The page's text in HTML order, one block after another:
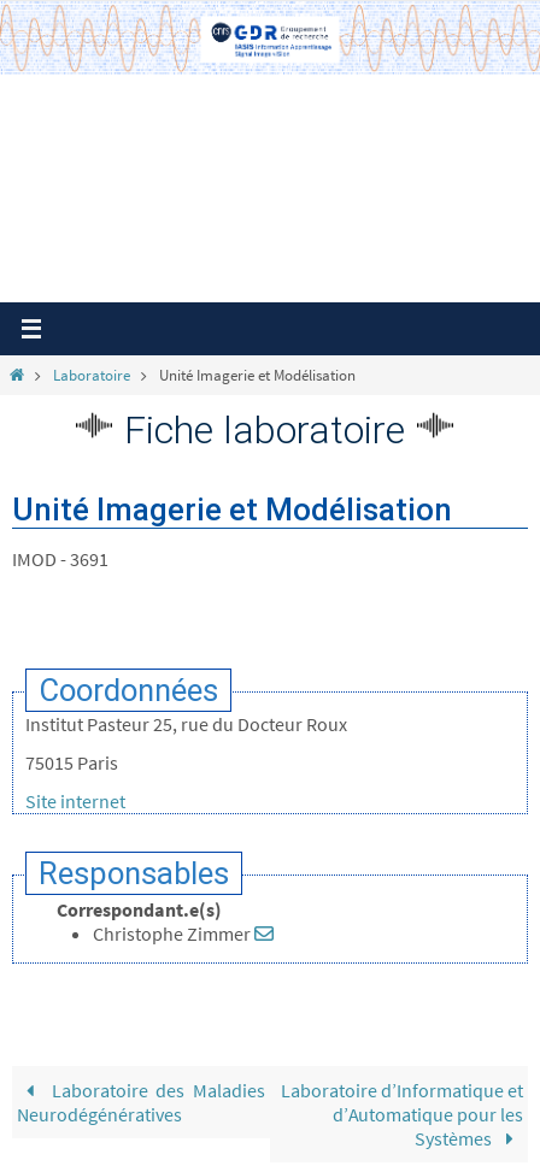
Passer
vers
le
HomeLaboratoire Unité Imagerie et Modélisation
Fiche laboratoire
Unité Imagerie et Modélisation
IMOD - 3691
Coordonnées
Institut Pasteur 25, rue du Docteur Roux
75015 Paris
Site internet
Responsables
Correspondant.e(s)
Christophe Zimmer
Laboratoire des Maladies
Neurodégénératives
Laboratoire d’Informatique et
d’Automatique pour les
Systèmes